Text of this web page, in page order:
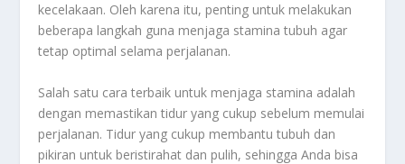
kecelakaan. Oleh karena itu, penting untuk melakukan
beberapa langkah guna menjaga stamina tubuh agar
tetap optimal selama perjalanan.
Salah satu cara terbaik untuk menjaga stamina adalah
dengan memastikan tidur yang cukup sebelum memulai
perjalanan. Tidur yang cukup membantu tubuh dan
pikiran untuk beristirahat dan pulih, sehingga Anda bisa